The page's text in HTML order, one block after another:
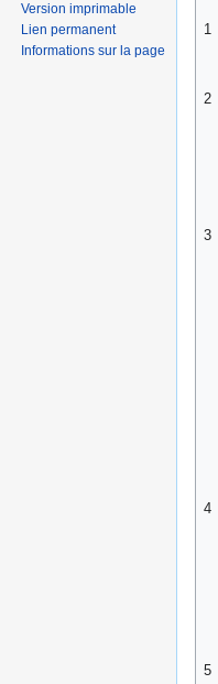
1
2
3
4
5
Version imprimable
Lien permanent
Informations sur la page